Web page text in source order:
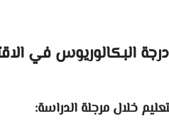
خلال مرجلة الدراسة: